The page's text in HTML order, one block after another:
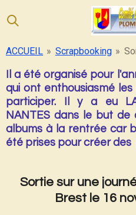
au
principal
ACCUEIL » Scrapbooking »
Il a été organisé pour
qui ont enthousiasmé
participer. Il y a eu
NANTES dans le but
albums à la rentrée car
été prises pour créer des
Sortie sur une
Brest le 16